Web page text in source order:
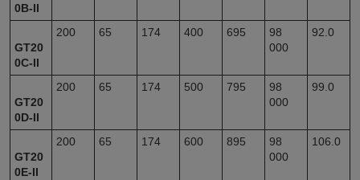
0B-II
GT20
0C-II
200 65 174 400 695
98
000
92.0
GT20
0D-II
200 65 174 500 795
98
000
99.0
GT20
0E-II
200 65 174 600 895
98
000
106.0